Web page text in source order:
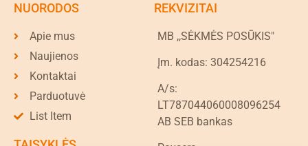
NUORODOS
Apie mus
Naujienos
Kontaktai
Parduotuvė
List Item
REKVIZITAI
MB ,,SĖKMĖS POSŪKIS"
Įm. kodas: 304254216
A/s:
LT787044060008096254
AB SEB bankas